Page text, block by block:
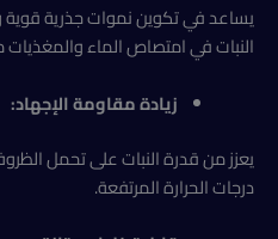
يساعد في تكوين نموات جذرية قوية
النبات في امتصاص الماء والمغذيات
زيادة مقاومة الإجهاد:
يعزز من قدرة النبات على تحمل
درجات الحرارة المرتفعة.